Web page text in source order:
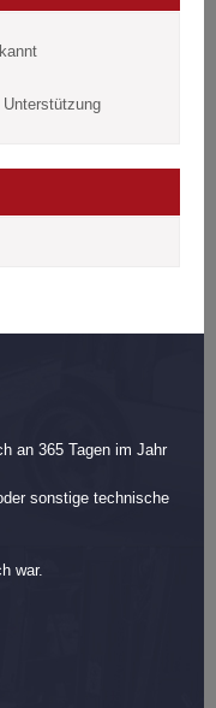
an 365 Tagen im Jahr
sonstige technische
war.